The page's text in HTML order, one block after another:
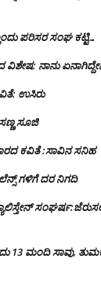
ಪರಿಸರ ಸಂಘ ಕಟ್ಟಿ…
ನಾನು
ಉಸಿರು
ಸೂಜಿ
ಕವಿತೆ :ಸಾವಿನ ಸನಿಹ
ಗಳಿಗೆ ದರ ನಿಗದಿ
13 ಮಂದಿ ಸಾವು,